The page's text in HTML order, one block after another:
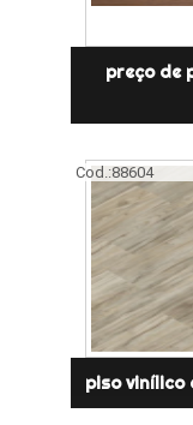
preço de
Cod.:88604
piso